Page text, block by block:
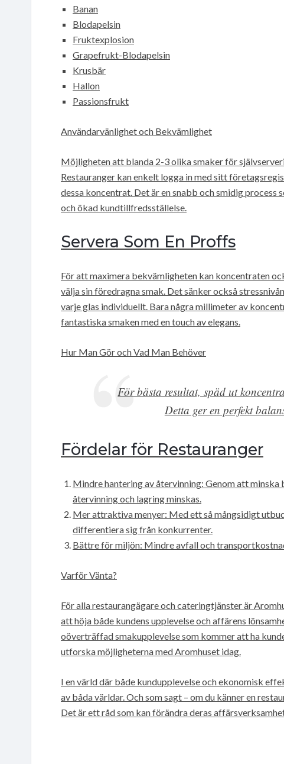
Banan
Blodapelsin
Fruktexplosion
Grapefrukt-Blodapelsin
Krusbär
Hallon
Passionsfrukt
Användarvänlighet och Bekvämlighet
Möjligheten att blanda 2-3 olika smaker för
Restauranger kan enkelt logga in med sitt
dessa koncentrat. Det är en snabb och smidig
och ökad kundtillfredsställelse.
Servera Som En Proffs
För att maximera bekvämligheten kan koncentraten
välja sin föredragna smak. Det sänker också
varje glas individuellt. Bara några millimeter av
fantastiska smaken med en touch av elegans.
Hur Man Gör och Vad Man Behöver
För bästa resultat, späd ut
Detta ger en perfekt
Fördelar för Restauranger
Mindre hantering av återvinning: Genom att
återvinning och lagring minskas.
Mer attraktiva menyer: Med ett så mångsidigt
differentiera sig från konkurrenter.
Bättre för miljön: Mindre avfall och
Varför Vänta?
För alla restaurangägare och cateringtjänster är
att höja både kundens upplevelse och affärens
oöverträffad smakupplevelse som kommer att ha
utforska möjligheterna med Aromhuset idag.
I en värld där både kundupplevelse och ekonomisk
av båda världar. Och som sagt – om du känner en
Det är ett råd som kan förändra deras